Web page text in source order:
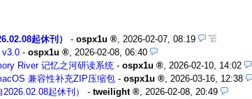
起休刊） - ospx1u , 2026-02-07, 08:19
v3.0 - ospx1u , 2026-02-08, 06:40
River 记忆之河研读系统 - ospx1u , 2026-02-10, 14:02
兼容性补充ZIP压缩包 - ospx1u , 2026-03-16, 12:38
起休刊）
- tweilight , 2026-02-08, 20:49